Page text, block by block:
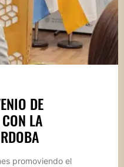
DE
LA
promoviendo el